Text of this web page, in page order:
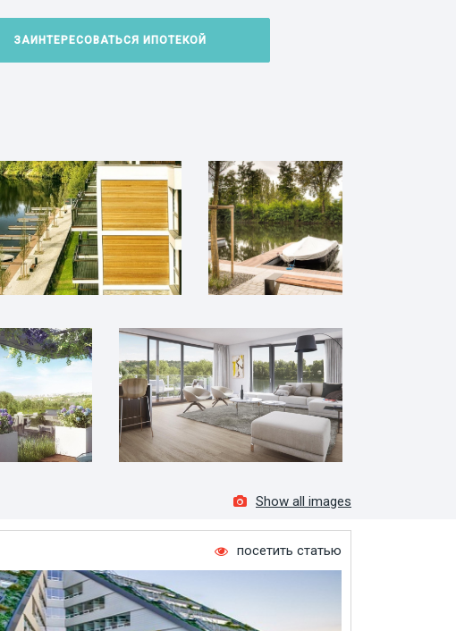
ЗАИНТЕРЕСОВАТЬСЯ ИПОТЕКОЙ
Show all images
посетить статью